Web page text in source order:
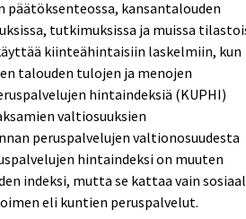
kansantalouden
tutkimuksissa ja muissa
kiinteähintaisiin laskelmiin, kun
talouden tulojen ja menojen
hintaindeksiä (KUPHI)
valtiosuuksien
peruspalvelujen valtionosuudesta
hintaindeksi on muuten
indeksi, mutta se kattaa vain
eli kuntien peruspalvelut.